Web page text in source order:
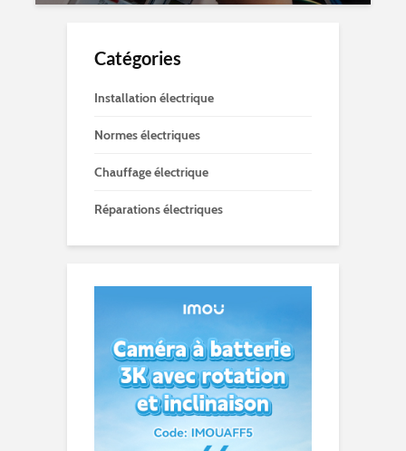
Catégories
Installation électrique
Normes électriques
Chauffage électrique
Réparations électriques